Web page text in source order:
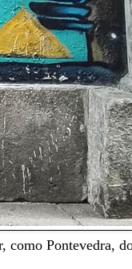
como Pontevedra,